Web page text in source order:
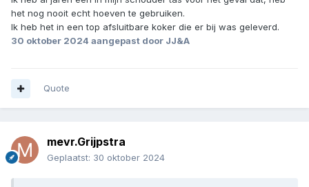
het nog nooit echt hoeven te gebruiken.
Ik heb het in een top afsluitbare koker die er bij was geleverd.
30 oktober 2024 aangepast door JJ&A
Quote
mevr.Grijpstra
Geplaatst: 30 oktober 2024